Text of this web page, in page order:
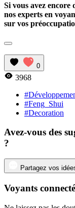
Si vous avez encore
nos experts en
sur vos
0
3968
#Feng_Shui
#Decoration
Avez-vous des
?
Partagez vos
Voyants connecté